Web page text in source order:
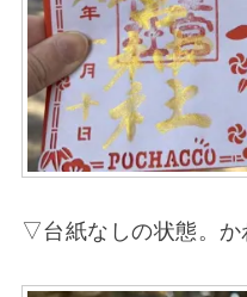
▽台紙なしの状態。か